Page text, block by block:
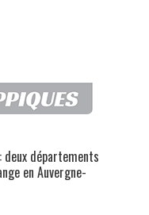
deux départements
en Auvergne-